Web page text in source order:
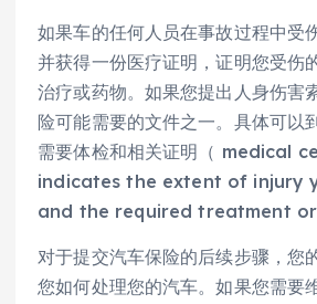
如果车的任何人员在事故过程中受
并获得一份医疗证明，证明您受伤
治疗或药物。如果您提出人身伤害
险可能需要的文件之一。具体可以
需要体检和相关证明（ medical
indicates the extent of injury
and the required treatment or
对于提交汽车保险的后续步骤，您
您如何处理您的汽车。如果您需要